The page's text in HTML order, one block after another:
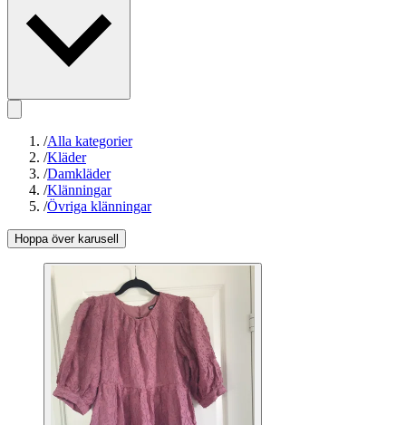
/Alla kategorier
/Kläder
/Damkläder
/Klänningar
/Övriga klänningar
Hoppa över karusell